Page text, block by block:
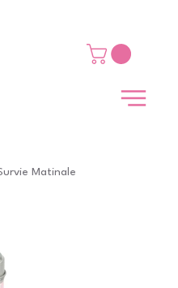
Matinale